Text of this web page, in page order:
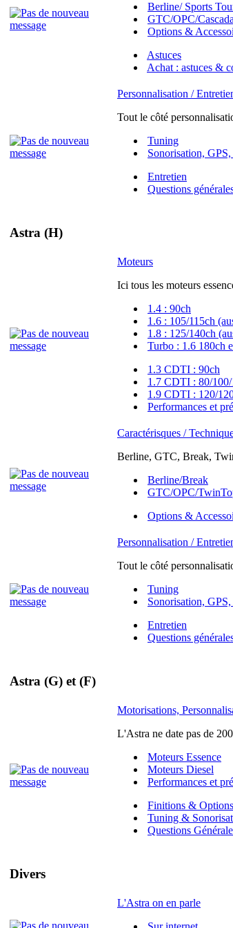
Berline/ Sports
GTC/OPC/Cascada
Options &
Astuces
Achat : astuces &
Personnalisation /
Tout le côté
Tuning
Sonorisation, GPS,
Entretien
Questions
Astra (H)
Moteurs
Ici tous les moteurs
1.4 : 90ch
1.6 : 105/115ch
1.8 : 125/140ch
Turbo : 1.6 180ch
1.3 CDTI : 90ch
1.7 CDTI : 80/100/
1.9 CDTI : 120/
Performances et
Caractérisques /
Berline, GTC, Break,
Berline/Break
GTC/OPC/
Options &
Personnalisation /
Tout le côté
Tuning
Sonorisation, GPS,
Entretien
Questions
Astra (G) et (F)
Motorisations,
L'Astra ne date pas de
Moteurs Essence
Moteurs Diesel
Performances et
Finitions & Options
Tuning &
Questions
Divers
L'Astra on en parle